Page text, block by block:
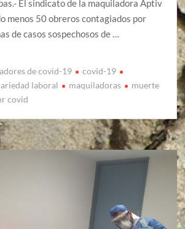
El sindicato de la maquiladora Aptiv
menos 50 obreros contagiados por
de casos sospechosos de …
de covid-19
covid-19
laboral
maquiladoras
muerte
covid